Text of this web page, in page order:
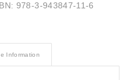
978-3-943847-11-6
Information